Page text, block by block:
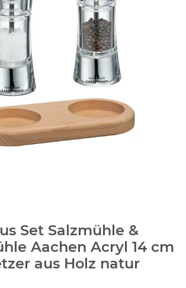
Set Salzmühle &
Aachen Acryl 14 cm
aus Holz natur